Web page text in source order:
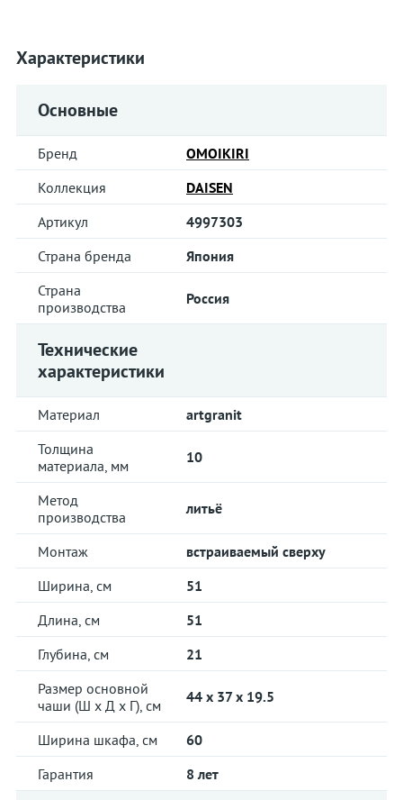
Характеристики
Основные
Бренд
OMOIKIRI
Коллекция
DAISEN
Артикул
4997303
Страна бренда
Япония
Страна
производства
Россия
Технические
характеристики
Материал
artgranit
Толщина
материала, мм
10
Метод
производства
литьё
Монтаж
встраиваемый сверху
Ширина, см
51
Длина, см
51
Глубина, см
21
Размер основной
чаши (Ш х Д х Г), см
44 x 37 x 19.5
Ширина шкафа, см
60
Гарантия
8 лет